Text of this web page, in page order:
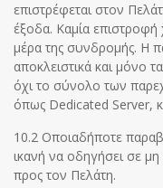
επιστρέφεται στον
έξοδα. Καμία επιστροφή
μέρα της συνδρομής. Η
αποκλειστικά και μόνο
όχι το σύνολο των
όπως Dedicated Server,
10.2 Οποιαδήποτε
ικανή να οδηγήσει σε
προς τον Πελάτη.